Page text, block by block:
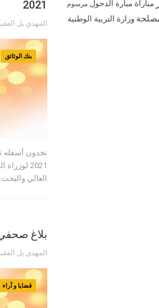
2021
المهدي بل
بنك الوثائق
تجدون أسفله
2021
العالي والبحث…
بلاغ
المهدي بل
قضايا و آراء
مباراة مبارة الدحول مرسوم
وزارة التربية الوطنية